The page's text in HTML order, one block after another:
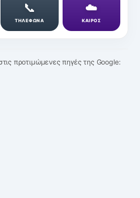
📞
ΤΗΛΕΦΩΝΑ
☁️
ΚΑΙΡΟΣ
προτιμώμενες πηγές της Google: